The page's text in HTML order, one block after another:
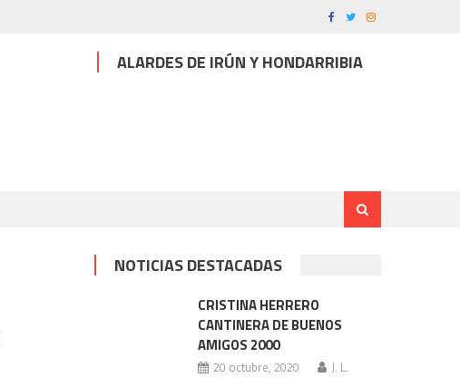
ALARDES DE IRÚN Y HONDARRIBIA
NOTICIAS DESTACADAS
CRISTINA HERRERO
CANTINERA DE BUENOS
AMIGOS 2000
20 octubre, 2020 J. L.